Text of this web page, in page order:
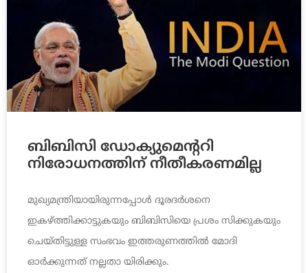
ബിബിസി ഡോക്യുമെന്ററി
നിരോധനത്തിന് നീതീകരണമില്ല
മുഖ്യമന്ത്രിയായിരുന്നപ്പോള്‍ ദൂരദര്‍ശനെ
ഇകഴ്ത്തിക്കാട്ടുകയും ബിബിസിയെ പ്രശം സിക്കുകയും
ചെയ്തിട്ടുള്ള സംഭവം ഇത്തരുണത്തില്‍ മോദി
ഓര്‍ക്കുന്നത് നല്ലതാ യിരിക്കും.